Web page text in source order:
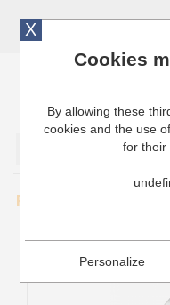
Cuisinresto:
Pièces détachées
X
Cookies
By allowing these
cookies and the use
for their
Personalize